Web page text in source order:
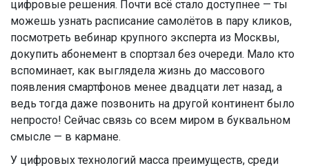
цифровые решения. Почти всё стало доступнее — ты
можешь узнать расписание самолётов в пару кликов,
посмотреть вебинар крупного эксперта из Москвы,
докупить абонемент в спортзал без очереди. Мало кто
вспоминает, как выглядела жизнь до массового
появления смартфонов менее двадцати лет назад, а
ведь тогда даже позвонить на другой континент было
непросто! Сейчас связь со всем миром в буквальном
смысле — в кармане.
У цифровых технологий масса преимуществ, среди